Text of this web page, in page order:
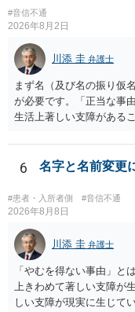
いう関係にはありません
中に形成した財産を清算
に、預貯金、不動産、保
要です。また、子の親権
「どのような形がお子様
め、未就学のお子様につ
ば、保育園等への送迎、
通院や予防接種への対応
養育費については、離婚
#音信不通
2026年8月2日
川添 圭 弁護士
まず名（及び名の振り仮
が必要です。「正当な事
生活上著しい支障がある
きわめて重要になります
的裏付けがない場合、も
されません）。 診断書
原因となった事実と、当
その発生原因及び症状が
こと、といった説明がな
ょう。 ただし、もし上記
称名を使用して、その後
を選択すれば、比較的緩
本件では、(1)子の氏の変
項の氏の変更許可の2種
6 名字と名前変更
#患者・入所者側 #音信不通
2026年8月8日
川添 圭 弁護士
「やむを得ない事由」と
上きわめて著しい支障が
しい支障が現実に生じて